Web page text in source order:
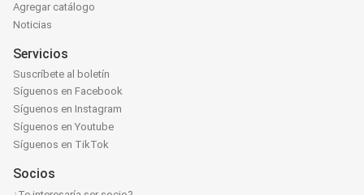
Agregar catálogo
Noticias
Servicios
Suscríbete al boletín
Síguenos en Facebook
Síguenos en Instagram
Síguenos en Youtube
Síguenos en TikTok
Socios